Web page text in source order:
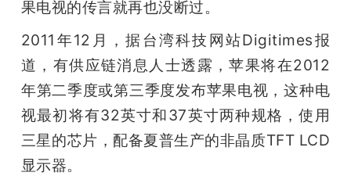
果电视的传言就再也没断过。
2011年12月，据台湾科技网站Digitimes报
道，有供应链消息人士透露，苹果将在2012
年第二季度或第三季度发布苹果电视，这种电
视最初将有32英寸和37英寸两种规格，使用
三星的芯片，配备夏普生产的非晶质TFT LCD
显示器。